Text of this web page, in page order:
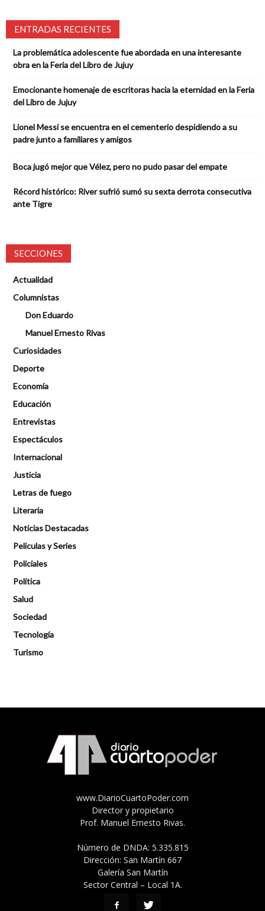
ENTRADAS RECIENTES
La problemática adolescente fue abordada en una interesante
obra en la Feria del Libro de Jujuy
Emocionante homenaje de escritoras hacia la eternidad en la Feria
del Libro de Jujuy
Lionel Messi se encuentra en el cementerio despidiendo a su
padre junto a familiares y amigos
Boca jugó mejor que Vélez, pero no pudo pasar del empate
Récord histórico: River sufrió sumó su sexta derrota consecutiva
ante Tigre
SECCIONES
Actualidad
Columnistas
Don Eduardo
Manuel Ernesto Rivas
Curiosidades
Deporte
Economía
Educación
Entrevistas
Espectáculos
Internacional
Justicia
Letras de fuego
Literaria
Noticias Destacadas
Peliculas y Series
Policiales
Política
Salud
Sociedad
Tecnología
Turismo
www.DiarioCuartoPoder.com
Director y propietario
Prof. Manuel Ernesto Rivas.
Número de DNDA: 5.335.815
Dirección: San Martín 667
Galería San Martín
Sector Central – Local 1A.